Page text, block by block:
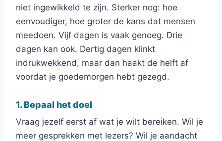
niet ingewikkeld te zijn. Sterker nog: hoe
eenvoudiger, hoe groter de kans dat mensen
meedoen. Vijf dagen is vaak genoeg. Drie
dagen kan ook. Dertig dagen klinkt
indrukwekkend, maar dan haakt de helft af
voordat je goedemorgen hebt gezegd.
1. Bepaal het doel
Vraag jezelf eerst af wat je wilt bereiken. Wil je
meer gesprekken met lezers? Wil je aandacht